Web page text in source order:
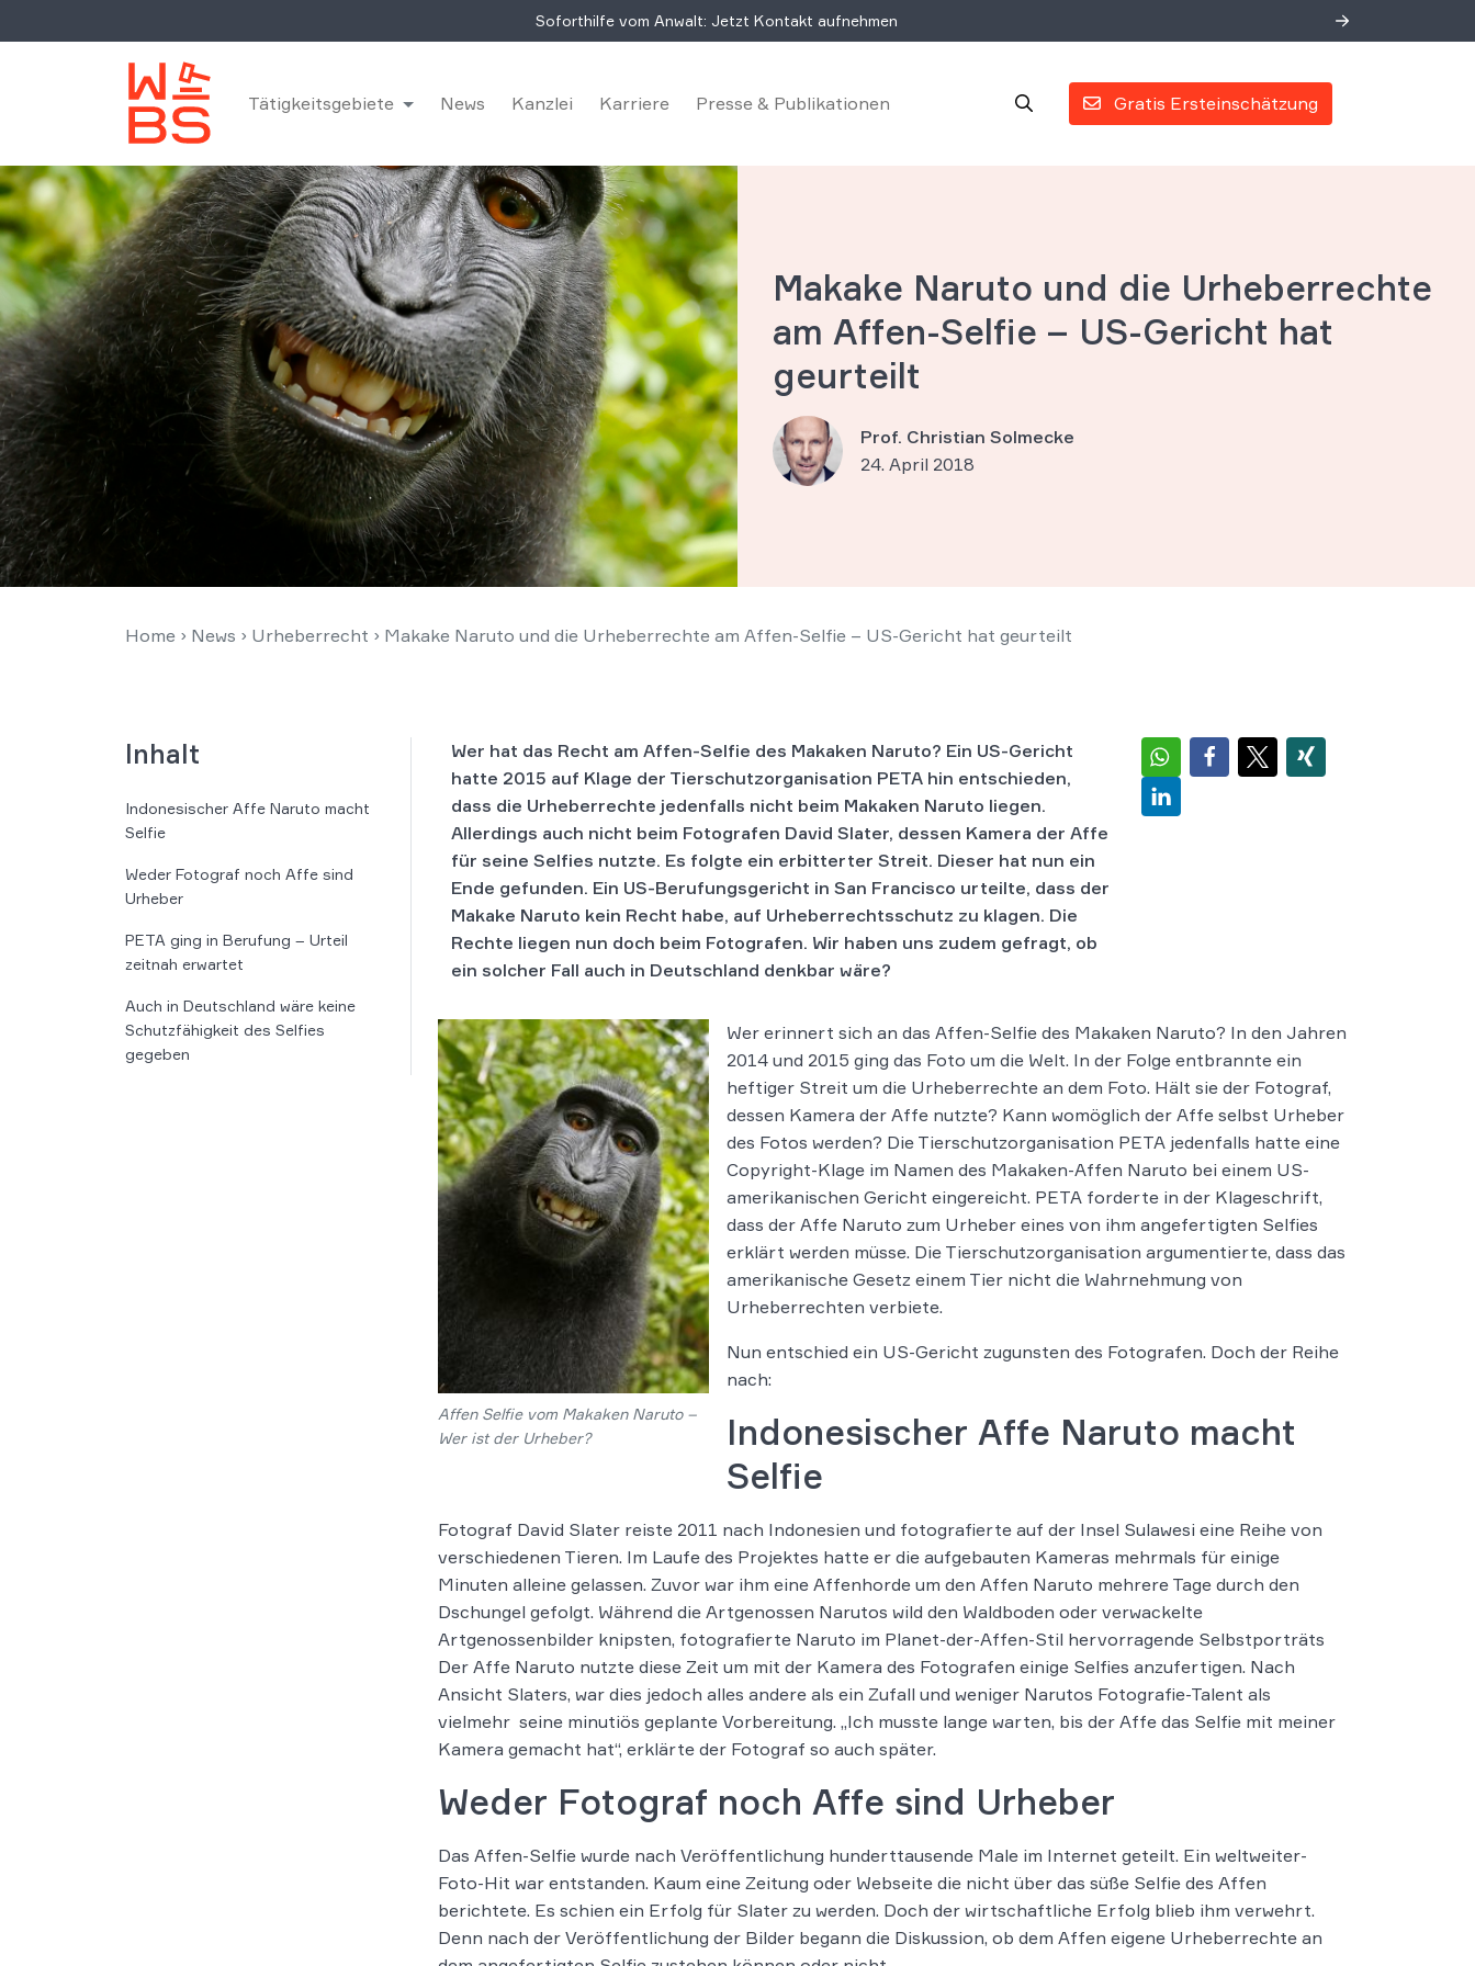
Soforthilfe vom Anwalt: Jetzt Kontakt aufnehmen
Gratis Ersteinschätzung
Tätigkeitsgebiete News Kanzlei Karriere Presse & Publikationen
Makake Naruto und die Urheberrechte
am Affen-Selfie – US-Gericht hat
geurteilt
Prof. Christian Solmecke
24. April 2018
Home › News › Urheberrecht › Makake Naruto und die Urheberrechte am Affen-Selfie – US-Gericht hat geurteilt
Inhalt
Indonesischer Affe Naruto macht
Selfie
Weder Fotograf noch Affe sind
Urheber
PETA ging in Berufung – Urteil
zeitnah erwartet
Auch in Deutschland wäre keine
Schutzfähigkeit des Selfies
gegeben
Wer hat das Recht am Affen-Selfie des Makaken Naruto? Ein US-Gericht
hatte 2015 auf Klage der Tierschutzorganisation PETA hin entschieden,
dass die Urheberrechte jedenfalls nicht beim Makaken Naruto liegen.
Allerdings auch nicht beim Fotografen David Slater, dessen Kamera der Affe
für seine Selfies nutzte. Es folgte ein erbitterter Streit. Dieser hat nun ein
Ende gefunden. Ein US-Berufungsgericht in San Francisco urteilte, dass der
Makake Naruto kein Recht habe, auf Urheberrechtsschutz zu klagen. Die
Rechte liegen nun doch beim Fotografen. Wir haben uns zudem gefragt, ob
ein solcher Fall auch in Deutschland denkbar wäre?
Affen Selfie vom Makaken Naruto –
Wer ist der Urheber?
Wer erinnert sich an das Affen-Selfie des Makaken Naruto? In den Jahren
2014 und 2015 ging das Foto um die Welt. In der Folge entbrannte ein
heftiger Streit um die Urheberrechte an dem Foto. Hält sie der Fotograf,
dessen Kamera der Affe nutzte? Kann womöglich der Affe selbst Urheber
des Fotos werden? Die Tierschutzorganisation PETA jedenfalls hatte eine
Copyright-Klage im Namen des Makaken-Affen Naruto bei einem US-
amerikanischen Gericht eingereicht. PETA forderte in der Klageschrift,
dass der Affe Naruto zum Urheber eines von ihm angefertigten Selfies
erklärt werden müsse. Die Tierschutzorganisation argumentierte, dass das
amerikanische Gesetz einem Tier nicht die Wahrnehmung von
Urheberrechten verbiete.
Nun entschied ein US-Gericht zugunsten des Fotografen. Doch der Reihe
nach:
Indonesischer Affe Naruto macht
Selfie
Fotograf David Slater reiste 2011 nach Indonesien und fotografierte auf der Insel Sulawesi eine Reihe von
verschiedenen Tieren. Im Laufe des Projektes hatte er die aufgebauten Kameras mehrmals für einige
Minuten alleine gelassen. Zuvor war ihm eine Affenhorde um den Affen Naruto mehrere Tage durch den
Dschungel gefolgt. Während die Artgenossen Narutos wild den Waldboden oder verwackelte
Artgenossenbilder knipsten, fotografierte Naruto im Planet-der-Affen-Stil hervorragende Selbstporträts
Der Affe Naruto nutzte diese Zeit um mit der Kamera des Fotografen einige Selfies anzufertigen. Nach
Ansicht Slaters, war dies jedoch alles andere als ein Zufall und weniger Narutos Fotografie-Talent als
vielmehr seine minutiös geplante Vorbereitung. „Ich musste lange warten, bis der Affe das Selfie mit meiner
Kamera gemacht hat“, erklärte der Fotograf so auch später.
Weder Fotograf noch Affe sind Urheber
Das Affen-Selfie wurde nach Veröffentlichung hunderttausende Male im Internet geteilt. Ein weltweiter-
Foto-Hit war entstanden. Kaum eine Zeitung oder Webseite die nicht über das süße Selfie des Affen
berichtete. Es schien ein Erfolg für Slater zu werden. Doch der wirtschaftliche Erfolg blieb ihm verwehrt.
Denn nach der Veröffentlichung der Bilder begann die Diskussion, ob dem Affen eigene Urheberrechte an